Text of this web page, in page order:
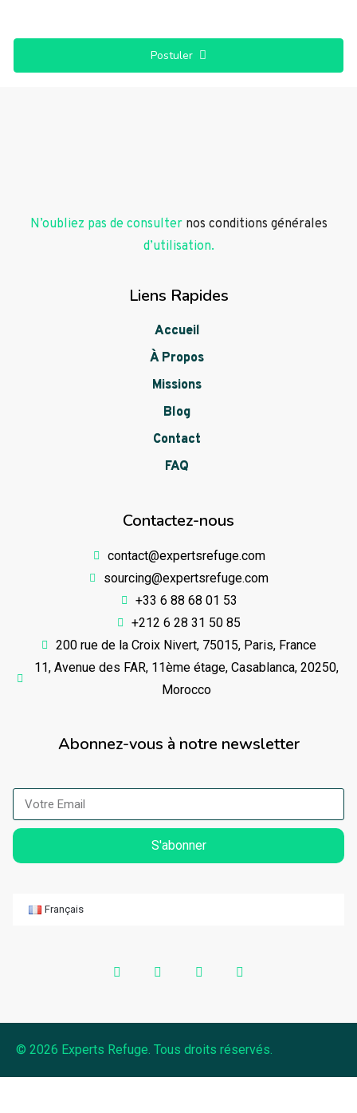
Postuler
N’oubliez pas de consulter nos conditions générales
d’utilisation.
Liens Rapides
Accueil
À Propos
Missions
Blog
Contact
FAQ
Contactez-nous
contact@expertsrefuge.com
sourcing@expertsrefuge.com
+33 6 88 68 01 53
+212 6 28 31 50 85
200 rue de la Croix Nivert, 75015, Paris, France
11, Avenue des FAR, 11ème étage, Casablanca, 20250,
Morocco
Abonnez-vous à notre newsletter
S'abonner
Français
© 2026 Experts Refuge. Tous droits réservés.